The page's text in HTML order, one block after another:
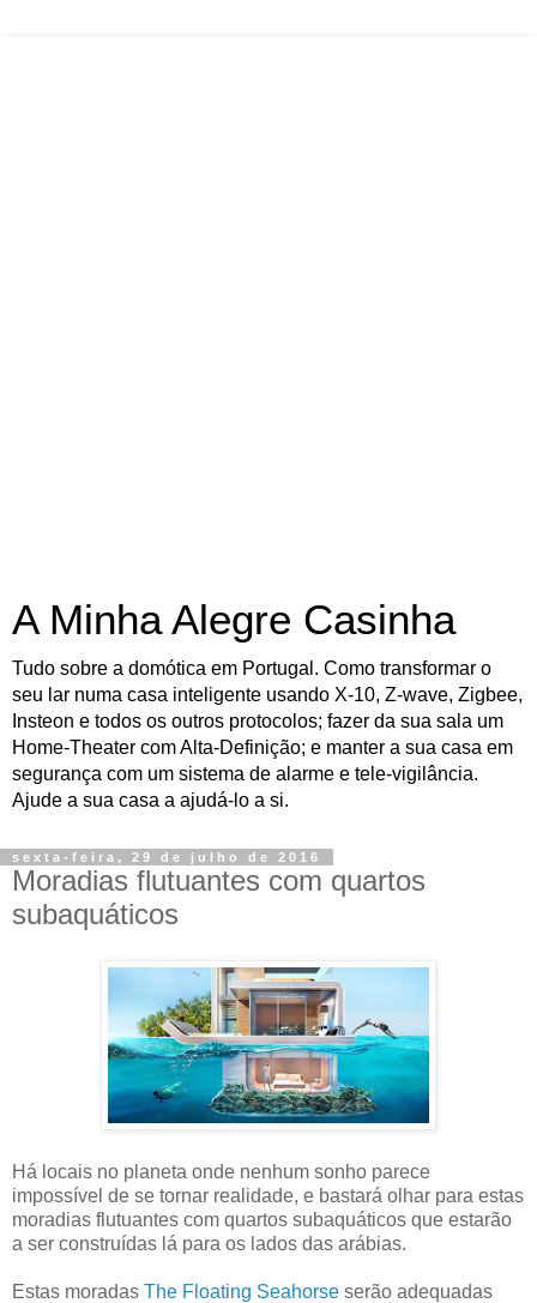
A Minha Alegre Casinha
Tudo sobre a domótica em Portugal. Como transformar o
seu lar numa casa inteligente usando X-10, Z-wave, Zigbee,
Insteon e todos os outros protocolos; fazer da sua sala um
Home-Theater com Alta-Definição; e manter a sua casa em
segurança com um sistema de alarme e tele-vigilância.
Ajude a sua casa a ajudá-lo a si.
sexta-feira, 29 de julho de 2016
Moradias flutuantes com quartos
subaquáticos
Há locais no planeta onde nenhum sonho parece
impossível de se tornar realidade, e bastará olhar para estas
moradias flutuantes com quartos subaquáticos que estarão
a ser construídas lá para os lados das arábias.
Estas moradas The Floating Seahorse serão adequadas